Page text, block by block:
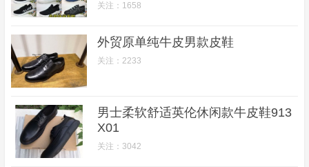
关注：1658
外贸原单纯牛皮男款皮鞋
关注：2233
男士柔软舒适英伦休闲款牛皮鞋913
X01
关注：3042